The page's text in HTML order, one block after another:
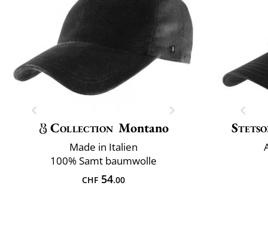
Collection Montano
Made in Italien
100% Samt baumwolle
CHF54.00